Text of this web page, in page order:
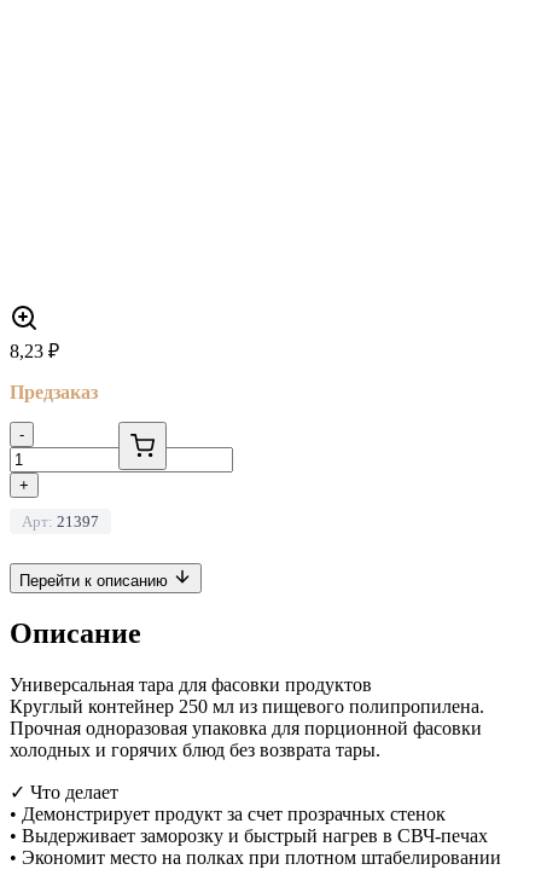
8,23 ₽
Предзаказ
-
+
Арт: 21397
Перейти к описанию
Описание
Универсальная тара для фасовки продуктов
Круглый контейнер 250 мл из пищевого полипропилена.
Прочная одноразовая упаковка для порционной фасовки
холодных и горячих блюд без возврата тары.
✓ Что делает
• Демонстрирует продукт за счет прозрачных стенок
• Выдерживает заморозку и быстрый нагрев в СВЧ-печах
• Экономит место на полках при плотном штабелировании